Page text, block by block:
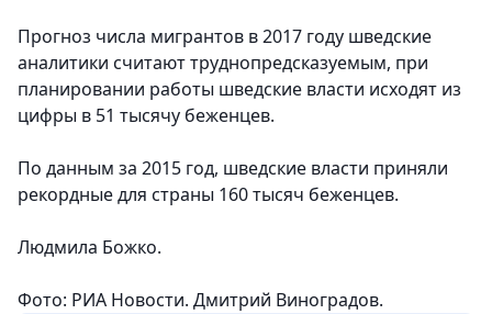
Прогноз числа мигрантов в 2017 году шведские
аналитики считают труднопредсказуемым, при
планировании работы шведские власти исходят из
цифры в 51 тысячу беженцев.
По данным за 2015 год, шведские власти приняли
рекордные для страны 160 тысяч беженцев.
Людмила Божко.
Фото: РИА Новости. Дмитрий Виноградов.